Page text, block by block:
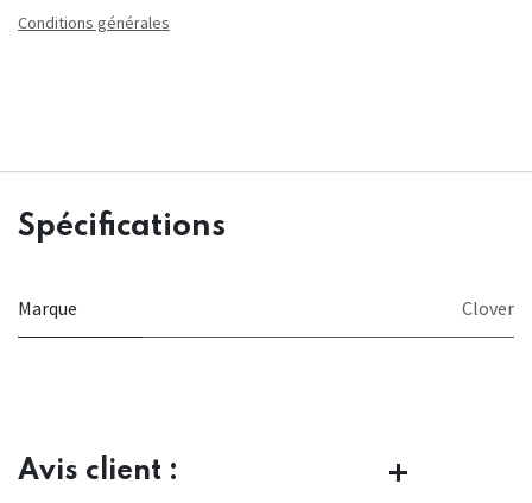
Conditions générales
Spécifications
Marque Clover
Avis client :